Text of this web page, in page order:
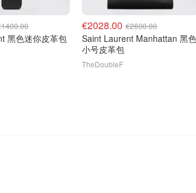
黑色迷你皮革包
€2028.00 €2600.00
Saint Laurent Manhattan 黑色
小号皮革包
TheDoubleF